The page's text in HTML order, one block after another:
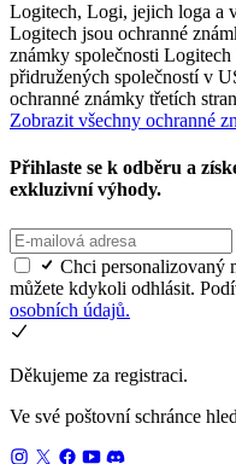
Logitech, Logi, jejich loga a
Logitech jsou ochranné
známky společnosti
přidružených společností v
ochranné známky třetích
Zobrazit všechny ochranné
Přihlaste se k odběru a
exkluzivní výhody.
Chci personalizovaný
můžete kdykoli odhlásit.
osobních údajů.
Děkujeme za registraci.
Ve své poštovní schránce